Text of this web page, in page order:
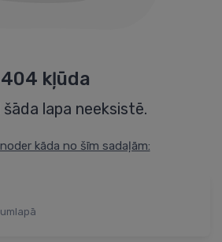
404 kļūda
šāda lapa neeksistē.
kāda no šīm sadaļām: